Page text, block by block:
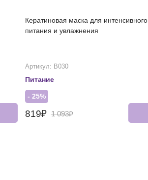
Кератиновая маска для интенсивного
питания и увлажнения
Артикул: В030
Питание
- 25%
819₽ 1 093₽